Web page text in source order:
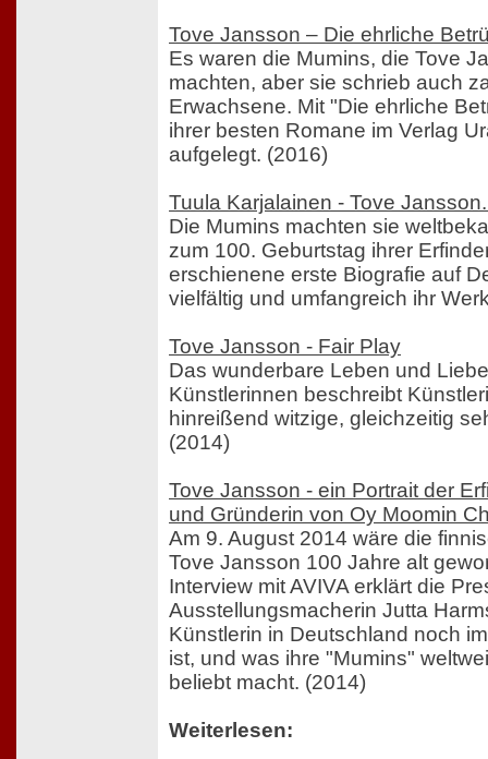
Tove Jansson – Die ehrliche
Es waren die Mumins, die Tove
machten, aber sie schrieb auch
Erwachsene. Mit "Die ehrliche
ihrer besten Romane im Verlag
aufgelegt. (2016)
Tuula Karjalainen - Tove
Die Mumins machten sie
zum 100. Geburtstag ihrer
erschienene erste Biografie auf
vielfältig und umfangreich ihr
Tove Jansson - Fair Play
Das wunderbare Leben und
Künstlerinnen beschreibt
hinreißend witzige, gleichzeitig
(2014)
Tove Jansson - ein Portrait der
und Gründerin von Oy Moomin
Am 9. August 2014 wäre die
Tove Jansson 100 Jahre alt
Interview mit AVIVA erklärt die
Ausstellungsmacherin Jutta
Künstlerin in Deutschland noch
ist, und was ihre "Mumins"
beliebt macht. (2014)
Weiterlesen: